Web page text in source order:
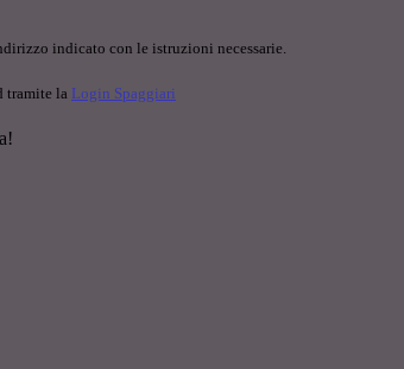
indicato con le istruzioni necessarie.
tramite la Login Spaggiari